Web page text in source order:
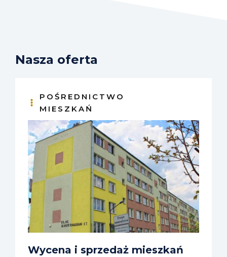
Nasza oferta
POŚREDNICTWO
MIESZKAŃ
Wycena i sprzedaż mieszkań